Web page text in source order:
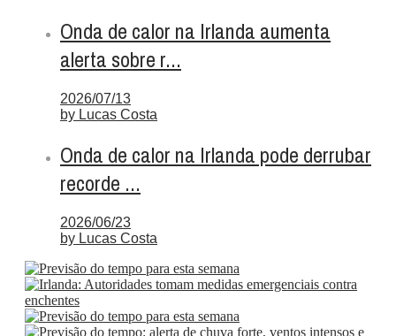
Onda de calor na Irlanda aumenta
alerta sobre r...
2026/07/13
by Lucas Costa
Onda de calor na Irlanda pode derrubar
recorde ...
2026/06/23
by Lucas Costa